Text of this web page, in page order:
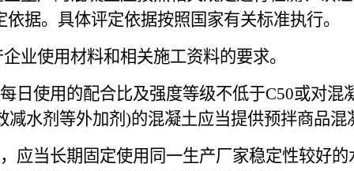
据。具体评定依据按照国家有关标准执行。
业使用材料和相关施工资料的要求。
日使用的配合比及强度等级不低于C50或对混
减水剂等外加剂)的混凝土应当提供预拌商品混
应当长期固定使用同一生产厂家稳定性较好